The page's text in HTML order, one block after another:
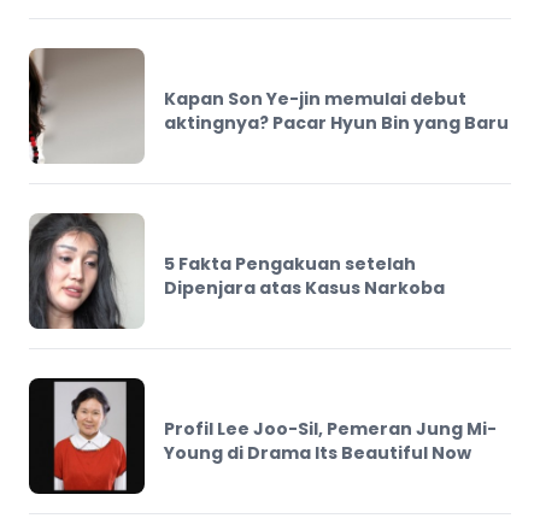
Kapan Son Ye-jin memulai debut
aktingnya? Pacar Hyun Bin yang Baru
5 Fakta Pengakuan setelah
Dipenjara atas Kasus Narkoba
Profil Lee Joo-Sil, Pemeran Jung Mi-
Young di Drama Its Beautiful Now